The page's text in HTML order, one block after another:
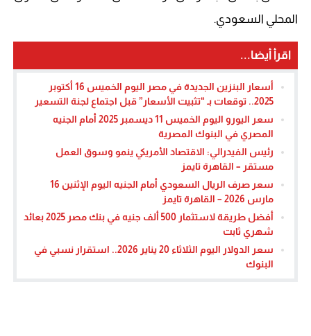
المحلي السعودي.
اقرأ أيضا...
أسعار البنزين الجديدة في مصر اليوم الخميس 16 أكتوبر
2025.. توقعات بـ “تثبيت الأسعار” قبل اجتماع لجنة التسعير
سعر اليورو اليوم الخميس 11 ديسمبر 2025 أمام الجنيه
المصري في البنوك المصرية
رئيس الفيدرالي: الاقتصاد الأمريكي ينمو وسوق العمل
مستقر – القاهرة تايمز
سعر صرف الريال السعودي أمام الجنيه اليوم الإثنين 16
مارس 2026 – القاهرة تايمز
أفضل طريقة لاستثمار 500 ألف جنيه في بنك مصر 2025 بعائد
شهري ثابت
سعر الدولار اليوم الثلاثاء 20 يناير 2026.. استقرار نسبي في
البنوك